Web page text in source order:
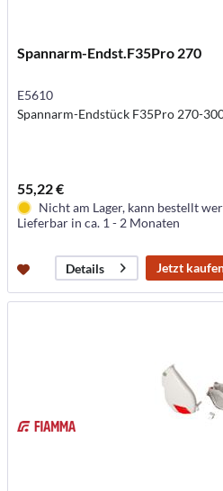
Spannarm-Endst.F35Pro 270
E5610
Spannarm-Endstück F35Pro 270-
55,22 €
Nicht am Lager, kann bestellt
Lieferbar in ca. 1 - 2 Monaten
Details Jetzt